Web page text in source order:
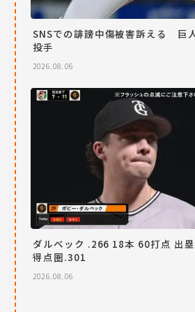
SNSでの誹謗中傷被害訴える 巨
投手
2026.08.06
ダルベック .266 18本 60打点 出
得点圏.301
2026.08.06